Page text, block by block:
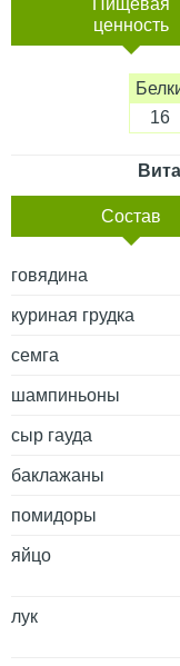
ценность
16
Состав
говядина
куриная грудка
семга
шампиньоны
сыр гауда
баклажаны
помидоры
яйцо
лук